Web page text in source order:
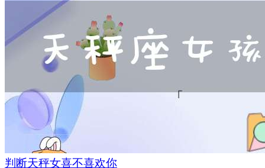
判断天秤女喜不喜欢你